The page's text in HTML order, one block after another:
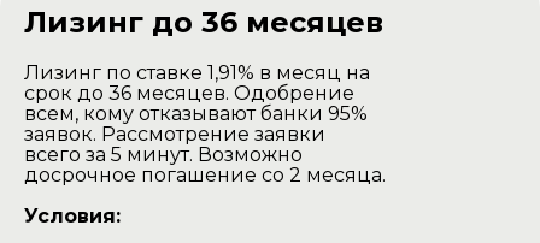
Лизинг до 36 месяцев
Лизинг по ставке 1,91% в месяц на
срок до 36 месяцев. Одобрение
всем, кому отказывают банки 95%
заявок. Рассмотрение заявки
всего за 5 минут. Возможно
досрочное погашение со 2 месяца.
Условия:
сборки